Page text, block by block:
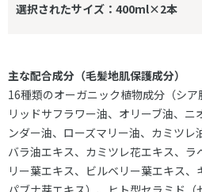
選択されたサイズ：400ml×2本
主な配合成分（毛髪地肌保護成分）
16種類のオーガニック植物成分（シ
リッドサフラワー油、オリーブ油、
ンダー油、ローズマリー油、カミツ
バラ油エキス、カミツレ花エキス、ラ
リー葉エキス、ビルベリー葉エキス